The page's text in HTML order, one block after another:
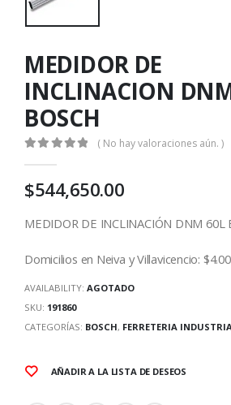
MEDIDOR DE
INCLINACION
BOSCH
( No hay valoraciones aún. )
$544,650.00
MEDIDOR DE INCLINACIÓN DNM 60L
Domicilios en Neiva y Villavicencio:
AVAILABILITY: AGOTADO
SKU: 191860
CATEGORÍAS: BOSCH, FERRETERIA
AÑADIR A LA LISTA DE DESEOS